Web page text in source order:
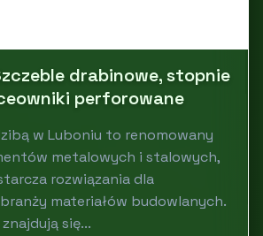
drabinowe, stopnie
perforowane
w Luboniu to renomowany
metalowych i stalowych,
rozwiązania dla
materiałów budowlanych.
się...